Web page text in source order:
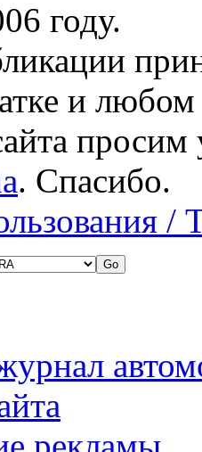
году.
и
просим
. Спасибо.
/